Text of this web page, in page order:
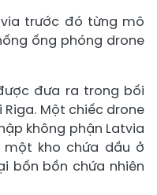
trước đó từng mô
ống phóng drone
đưa ra trong bối
Một chiếc drone
không phận Latvia
kho chứa dầu ở
bốn bồn chứa nhiên